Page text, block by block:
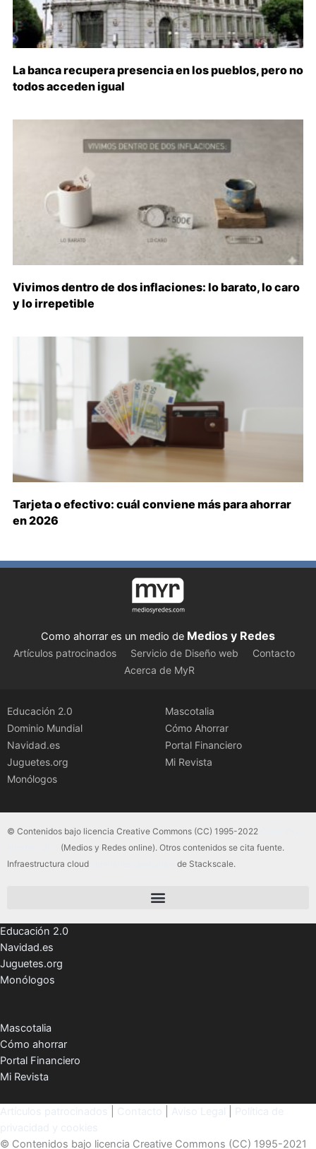
La banca recupera presencia en los pueblos, pero no
todos acceden igual
Vivimos dentro de dos inflaciones: lo barato, lo caro
y lo irrepetible
Tarjeta o efectivo: cuál conviene más para ahorrar
en 2026
Como ahorrar es un medio de Medios y Redes
Artículos patrocinados Servicio de Diseño web
Contacto
Acerca de MyR
Educación 2.0
Dominio Mundial
Navidad.es
Juguetes.org
Monólogos
Mascotalia
Cómo Ahorrar
Portal Financiero
Mi Revista
© Contenidos bajo licencia Creative Commons (CC) 1995-2022
(Medios y Redes online). Otros contenidos se cita fuente.
Infraestructura cloud
de Stackscale.
Educación 2.0
Navidad.es
Juguetes.org
Monólogos
Mascotalia
Cómo ahorrar
Portal Financiero
Mi Revista
© Contenidos bajo licencia Creative Commons (CC) 1995-2021